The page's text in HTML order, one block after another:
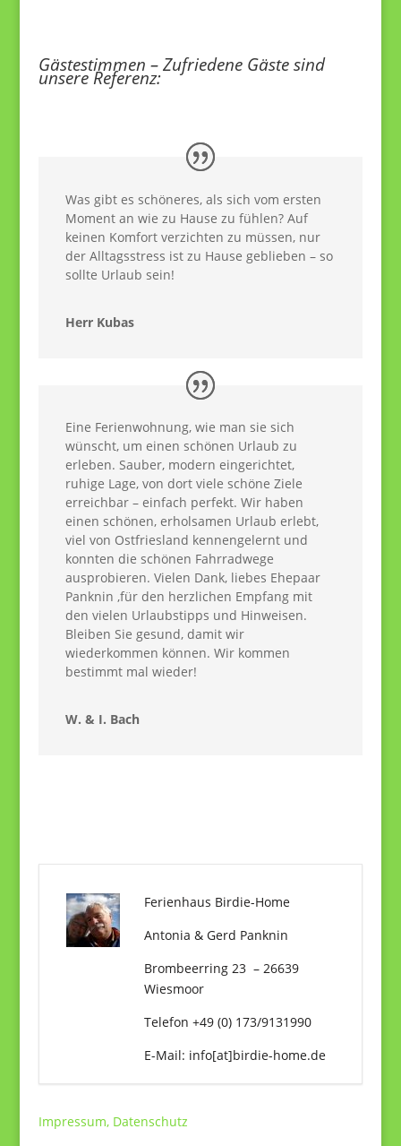
Gästestimmen – Zufriedene Gäste sind
unsere Referenz:
Was gibt es schöneres, als sich vom ersten
Moment an wie zu Hause zu fühlen? Auf
keinen Komfort verzichten zu müssen, nur
der Alltagsstress ist zu Hause geblieben – so
sollte Urlaub sein!
Herr Kubas
Eine Ferienwohnung, wie man sie sich
wünscht, um einen schönen Urlaub zu
erleben. Sauber, modern eingerichtet,
ruhige Lage, von dort viele schöne Ziele
erreichbar – einfach perfekt. Wir haben
einen schönen, erholsamen Urlaub erlebt,
viel von Ostfriesland kennengelernt und
konnten die schönen Fahrradwege
ausprobieren. Vielen Dank, liebes Ehepaar
Panknin ,für den herzlichen Empfang mit
den vielen Urlaubstipps und Hinweisen.
Bleiben Sie gesund, damit wir
wiederkommen können. Wir kommen
bestimmt mal wieder!
W. & I. Bach
Ferienhaus Birdie-Home
Antonia & Gerd Panknin
Brombeerring 23 – 26639
Wiesmoor
Telefon +49 (0) 173/9131990
E-Mail: info[at]birdie-home.de
Impressum, Datenschutz